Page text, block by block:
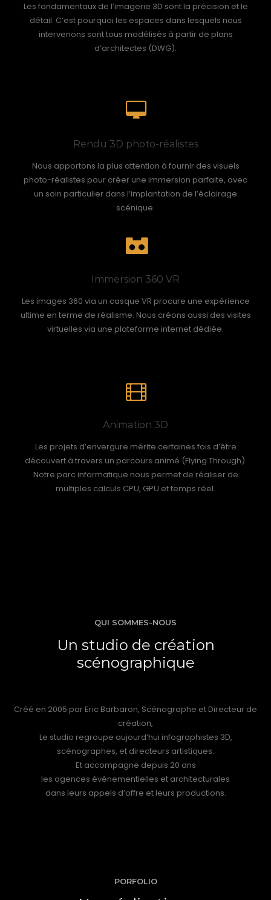
Les fondamentaux de l’imagerie 3D sont la précision et le
détail. C’est pourquoi les espaces dans lesquels nous
intervenons sont tous modélisés à partir de plans
d’architectes (DWG).
Rendu 3D photo-réalistes
Nous apportons la plus attention à fournir des visuels
photo-réalistes pour créer une immersion parfaite, avec
un soin particulier dans l’implantation de l’éclairage
scénique.
Immersion 360 VR
Les images 360 via un casque VR procure une expérience
ultime en terme de réalisme. Nous créons aussi des visites
virtuelles via une plateforme internet dédiée.
Animation 3D
Les projets d’envergure mérite certaines fois d’être
découvert à travers un parcours animé (Flying Through).
Notre parc informatique nous permet de réaliser de
multiples calculs CPU, GPU et temps réel.
QUI SOMMES-NOUS
Un studio de création
scénographique
Créé en 2005 par Eric Barbaron, Scénographe et Directeur de
création,
Le studio regroupe aujourd’hui infographistes 3D,
scénographes, et directeurs artistiques.
Et accompagne depuis 20 ans
les agences événementielles et architecturales
dans leurs appels d’offre et leurs productions.
PORFOLIO